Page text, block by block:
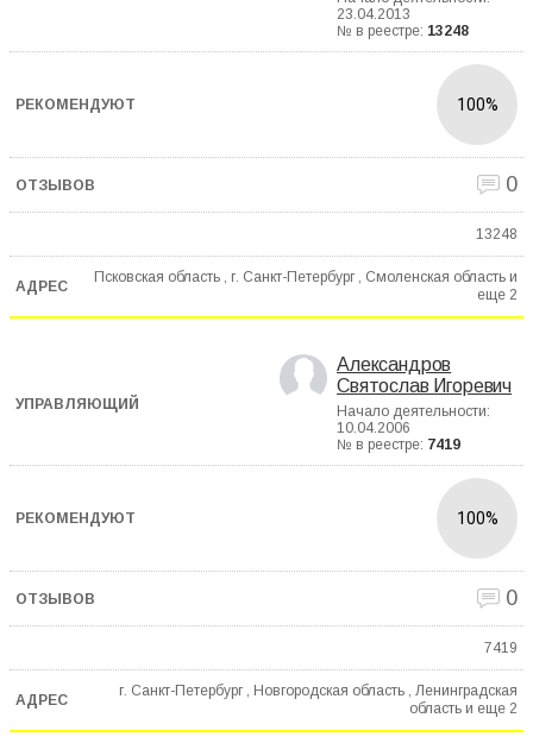
23.04.2013
№ в реестре: 13248
100%
0
13248
Псковская область , г. Санкт-Петербург , Смоленская область и
еще 2
Александров
Святослав Игоревич
Начало деятельности:
10.04.2006
№ в реестре: 7419
100%
0
7419
г. Санкт-Петербург , Новгородская область , Ленинградская
область и еще 2